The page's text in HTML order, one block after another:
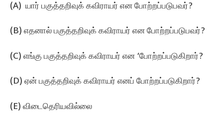
(A) யார் பகுத்தறிவுக்‌ கவிராயர்‌ என போற்றப்படுபவர்‌?
(B) எதனால்‌ பகுத்தறிவுக்‌ கவிராயர்‌ என போற்றப்படுபவர்‌?
(C) எங்கு பகுத்தறிவுக்‌ கவிராயர்‌ என ‘போற்றப்படுகிறார்‌?
(D) ஏன்‌ பகுத்தறிவுக்‌ கவிராயர்‌ எனப்‌ போற்றப்படுகிறார்‌?
(E) விடைதெரியவில்லை